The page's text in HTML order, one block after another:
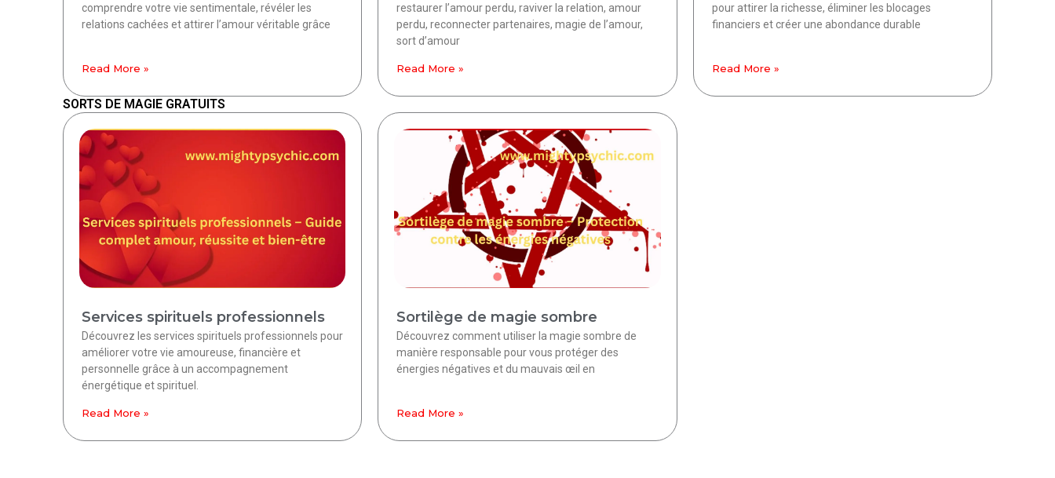
comprendre votre vie sentimentale, révéler les
relations cachées et attirer l’amour véritable grâce
Read More »
restaurer l’amour perdu, raviver la relation, amour
perdu, reconnecter partenaires, magie de l’amour,
sort d’amour
Read More »
pour attirer la richesse, éliminer les blocages
financiers et créer une abondance durable
Read More »
SORTS DE MAGIE GRATUITS
Services spirituels professionnels
Découvrez les services spirituels professionnels pour
améliorer votre vie amoureuse, financière et
personnelle grâce à un accompagnement
énergétique et spirituel.
Read More »
Sortilège de magie sombre
Découvrez comment utiliser la magie sombre de
manière responsable pour vous protéger des
énergies négatives et du mauvais œil en
Read More »